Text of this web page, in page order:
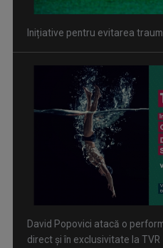
David Popovici atacă o
direct şi în exclusivitate la TVR
Spectacol total la TVR: David
pentru aur la Europenele de